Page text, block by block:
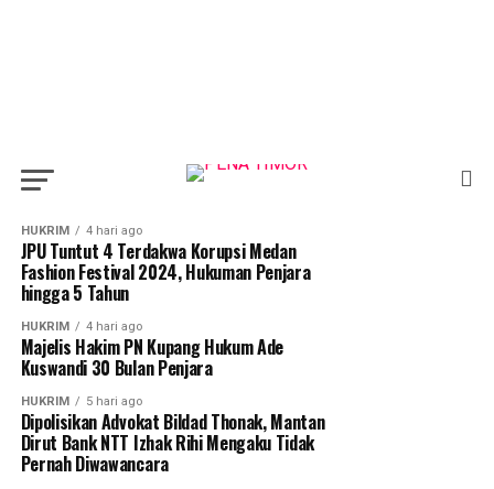
Malaka
HUKRIM 4 hari ago
JPU Tuntut 4 Terdakwa Korupsi Medan
Fashion Festival 2024, Hukuman Penjara
hingga 5 Tahun
HUKRIM 4 hari ago
Majelis Hakim PN Kupang Hukum Ade
Kuswandi 30 Bulan Penjara
HUKRIM 5 hari ago
Dipolisikan Advokat Bildad Thonak, Mantan
Dirut Bank NTT Izhak Rihi Mengaku Tidak
Pernah Diwawancara